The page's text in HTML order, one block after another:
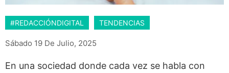
#REDACCIÓNDIGITAL TENDENCIAS
Sábado 19 De Julio, 2025
En una sociedad donde cada vez se habla con